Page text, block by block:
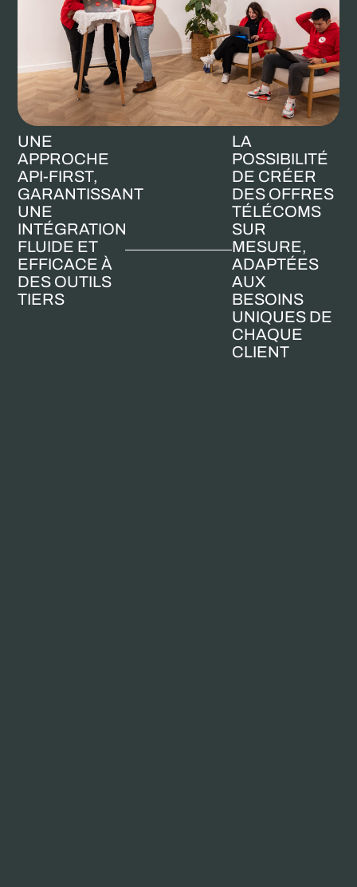
UNE
APPROCHE
API-FIRST,
GARANTISSANT
UNE
INTÉGRATION
FLUIDE ET
EFFICACE À
DES OUTILS
TIERS
LA
POSSIBILITÉ
DE CRÉER
DES OFFRES
TÉLÉCOMS
SUR
MESURE,
ADAPTÉES
AUX
BESOINS
UNIQUES DE
CHAQUE
CLIENT